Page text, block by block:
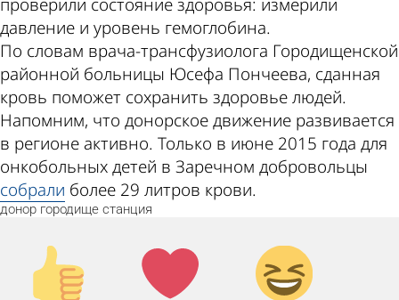
давление и уровень гемоглобина.
По словам врача-трансфузиолога Городищенской
районной больницы Юсефа Пончеева, сданная
кровь поможет сохранить здоровье людей.
Напомним, что донорское движение развивается
в регионе активно. Только в июне 2015 года для
онкобольных детей в Заречном добровольцы
собрали более 29 литров крови.
донор городище станция
Палец
вверх!
Лайк!
Дикий
смех!